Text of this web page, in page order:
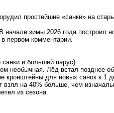
простейшие «санки» на
зимы 2026 года построил
первом комментарии.
и больший парус).
необычная. Лёд встал позднее
для новых санок к 1
на 40% больше, чем
из сезона.